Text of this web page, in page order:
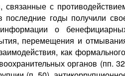
с
годы получили
о
перемещения и
как
органов (пп.